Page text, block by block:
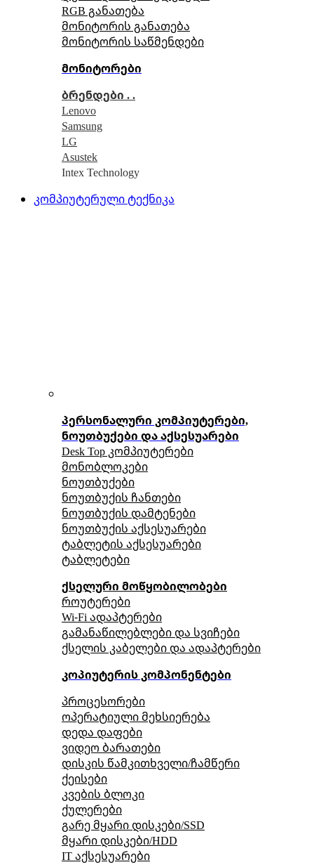
RGB განათება
მონიტორის განათება
მონიტორის საწმენდები
მონიტორები
ბრენდები . .
Lenovo
Samsung
LG
Asustek
Intex Technology
კომპიუტერული ტექნიკა
პერსონალური კომპიუტერები,
ნოუთბუქები და აქსესუარები
Desk Top კომპიუტერები
მონობლოკები
ნოუთბუქები
ნოუთბუქის ჩანთები
ნოუთბუქის დამტენები
ნოუთბუქის აქსესუარები
ტაბლეტის აქსესუარები
ტაბლეტები
ქსელური მოწყობილობები
როუტერები
Wi-Fi ადაპტერები
გამანაწილებლები და სვიჩები
ქსელის კაბელები და ადაპტერები
კოპიუტერის კომპონენტები
პროცესორები
ოპერატიული მეხსიერება
დედა დაფები
ვიდეო ბარათები
დისკის წამკითხველი/ჩამწერი
ქეისები
კვების ბლოკი
ქულერები
გარე მყარი დისკები/SSD
მყარი დისკები/HDD
IT აქსესუარები